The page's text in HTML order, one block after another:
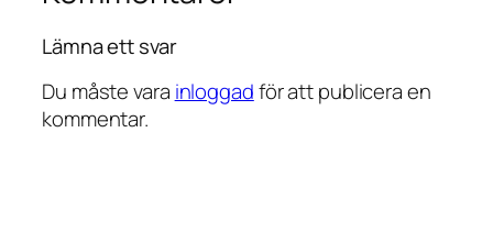
Lämna ett svar
Du måste vara inloggadför att publicera en
kommentar.